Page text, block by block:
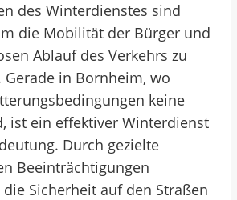
des Winterdienstes sind
die Mobilität der Bürger und
Ablauf des Verkehrs zu
Gerade in Bornheim, wo
keine
ist ein effektiver Winterdienst
Durch gezielte
Beeinträchtigungen
Sicherheit auf den Straßen